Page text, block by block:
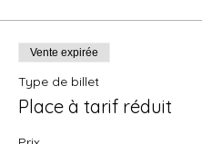
Vente expirée
Type de billet
Place à tarif réduit